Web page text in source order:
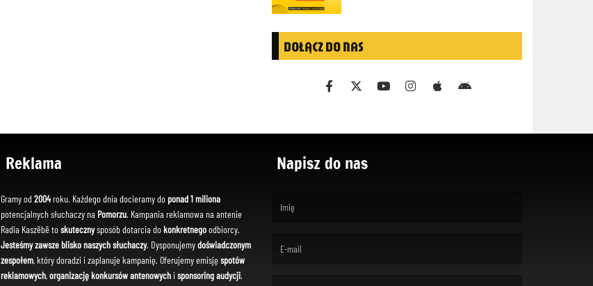
DOŁĄCZ DO NAS
Reklama
Gramy od 2004roku. Każdego dnia docieramy do ponad 1 miliona
potencjalnych słuchaczy na Pomorzu. Kampania reklamowa na antenie
Radia Kaszëbë toskutecznysposób dotarcia dokonkretnegoodbiorcy.
Jesteśmy zawsze blisko naszych słuchaczy. Dysponujemydoświadczonym
zespołem, który doradzi i zaplanuje kampanię. Oferujemy emisję spotów
reklamowych,organizację konkursów antenowychi sponsoring audycji.
Napisz do nas